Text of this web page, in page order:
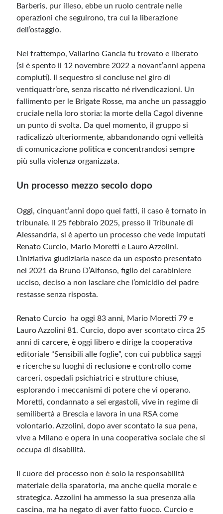
Barberis, pur illeso, ebbe un ruolo centrale nelle
operazioni che seguirono, tra cui la liberazione
dell’ostaggio.
Nel frattempo, Vallarino Gancia fu trovato e liberato
(si è spento il 12 novembre 2022 a novant’anni appena
compiuti). Il sequestro si concluse nel giro di
ventiquattr’ore, senza riscatto né rivendicazioni. Un
fallimento per le Brigate Rosse, ma anche un passaggio
cruciale nella loro storia: la morte della Cagol divenne
un punto di svolta. Da quel momento, il gruppo si
radicalizzò ulteriormente, abbandonando ogni velleità
di comunicazione politica e concentrandosi sempre
più sulla violenza organizzata.
Un processo mezzo secolo dopo
Oggi, cinquant’anni dopo quei fatti, il caso è tornato in
tribunale. Il 25 febbraio 2025, presso il Tribunale di
Alessandria, si è aperto un processo che vede imputati
Renato Curcio, Mario Moretti e Lauro Azzolini.
L’iniziativa giudiziaria nasce da un esposto presentato
nel 2021 da Bruno D’Alfonso, figlio del carabiniere
ucciso, deciso a non lasciare che l’omicidio del padre
restasse senza risposta.
Renato Curcio ha oggi 83 anni, Mario Moretti 79 e
Lauro Azzolini 81. Curcio, dopo aver scontato circa 25
anni di carcere, è oggi libero e dirige la cooperativa
editoriale “Sensibili alle foglie”, con cui pubblica saggi
e ricerche su luoghi di reclusione e controllo come
carceri, ospedali psichiatrici e strutture chiuse,
esplorando i meccanismi di potere che vi operano.
Moretti, condannato a sei ergastoli, vive in regime di
semilibertà a Brescia e lavora in una RSA come
volontario. Azzolini, dopo aver scontato la sua pena,
vive a Milano e opera in una cooperativa sociale che si
occupa di disabilità.
Il cuore del processo non è solo la responsabilità
materiale della sparatoria, ma anche quella morale e
strategica. Azzolini ha ammesso la sua presenza alla
cascina, ma ha negato di aver fatto fuoco. Curcio e